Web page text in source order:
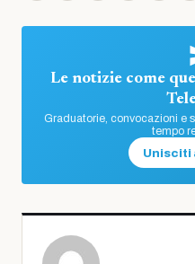
Le notizie come
Graduatorie, convocazioni e
tempo
Unisciti